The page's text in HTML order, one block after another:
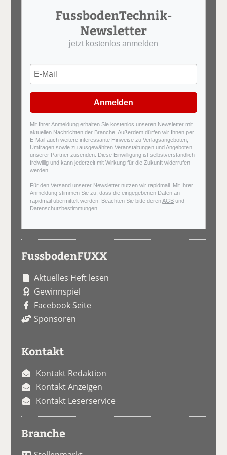
FussbodenTechnik-
Newsletter
jetzt kostenlos anmelden
Anmelden
Mit Ihrer Anmeldung erhalten Sie kostenlos unseren Newsletter mit
aktuellen Nachrichten der Branche. Außerdem dürfen wir Ihnen per
E-Mail auch weitere interessante Hinweise zu Verlagsangeboten,
Umfragen sowie zu ausgewählten Veranstaltungen und Angeboten
unserer Partner zusenden. Diese Einwilligung ist selbstverständlich
freiwillig und kann jederzeit mit Wirkung für die Zukunft widerrufen
werden.
Für den Versand unserer Newsletter nutzen wir rapidmail. Mit Ihrer
Anmeldung stimmen Sie zu, dass die eingegebenen Daten an
rapidmail übermittelt werden. Beachten Sie bitte derenAGB und
Datenschutzbestimmungen
FussbodenFUXX
Aktuelles Heft lesen
Gewinnspiel
Facebook Seite
Sponsoren
Kontakt
Kontakt Redaktion
Kontakt Anzeigen
Kontakt Leserservice
Branche